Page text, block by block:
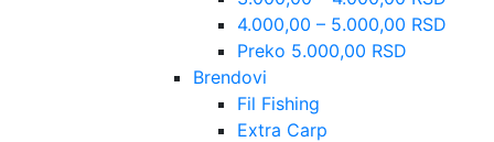
4.000,00 – 5.000,00 RSD
Preko 5.000,00 RSD
Brendovi
Fil Fishing
Extra Carp